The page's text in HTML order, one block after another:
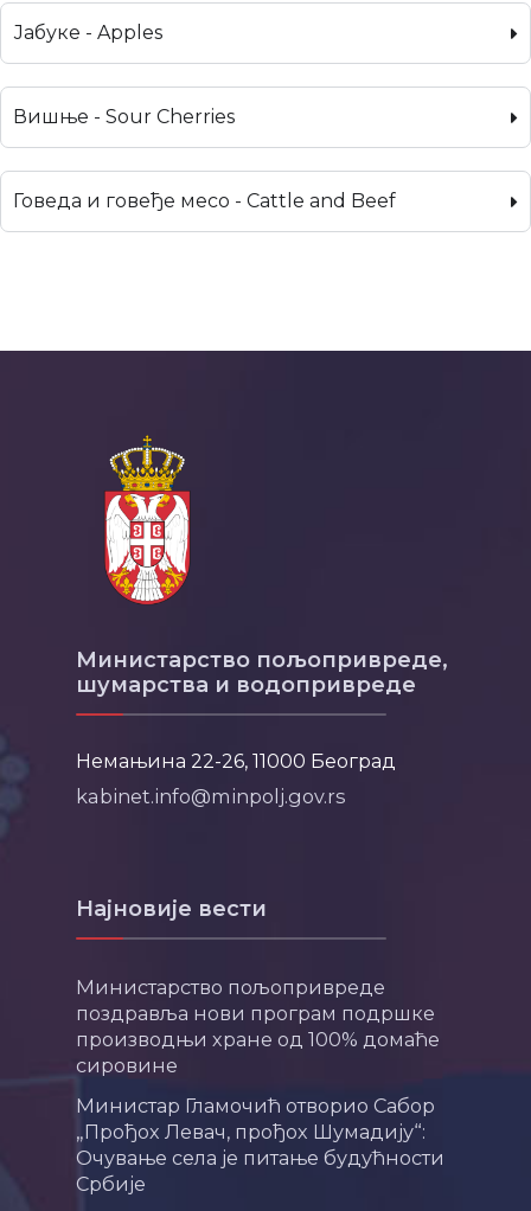
Јабуке - Apples
Вишње - Sour Cherries
Говеда и говеђе месо - Cattle and Beef
Министарство пољопривреде,
шумарства и водопривреде
Немањина 22-26, 11000 Београд
kabinet.info@minpolj.gov.rs
Најновије вести
Министарство пољопривреде
поздравља нови програм подршке
производњи хране од 100% домаће
сировине
Министар Гламочић отворио Сабор
„Прођох Левач, прођох Шумадију“:
Очување села је питање будућности
Србије